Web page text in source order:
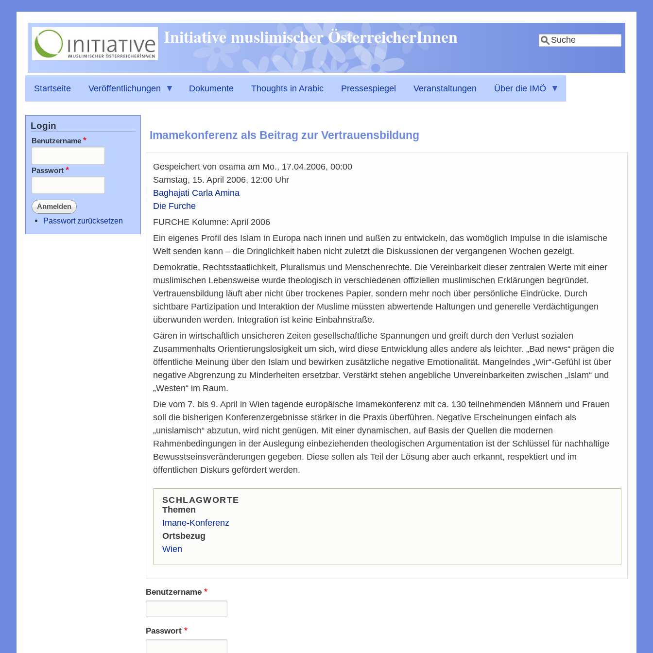
zum
Inhalt
Suche
Initiative muslimischer ÖsterreicherInnen
Startseite Veröffentlichungen Dokumente Thoughts in Arabic Pressespiegel Veranstaltungen Über die IMÖ
Imamekonferenz als Beitrag zur Vertrauensbildung
Gespeichert von osama am Mo., 17.04.2006, 00:00
Samstag, 15. April 2006, 12:00 Uhr
Baghajati Carla Amina
Die Furche
FURCHE Kolumne: April 2006
Ein eigenes Profil des Islam in Europa nach innen und außen zu entwickeln, das womöglich Impulse in die islamische
Welt senden kann – die Dringlichkeit haben nicht zuletzt die Diskussionen der vergangenen Wochen gezeigt.
Demokratie, Rechtsstaatlichkeit, Pluralismus und Menschenrechte. Die Vereinbarkeit dieser zentralen Werte mit einer
muslimischen Lebensweise wurde theologisch in verschiedenen offiziellen muslimischen Erklärungen begründet.
Vertrauensbildung läuft aber nicht über trockenes Papier, sondern mehr noch über persönliche Eindrücke. Durch
sichtbare Partizipation und Interaktion der Muslime müssten abwertende Haltungen und generelle Verdächtigungen
überwunden werden. Integration ist keine Einbahnstraße.
Gären in wirtschaftlich unsicheren Zeiten gesellschaftliche Spannungen und greift durch den Verlust sozialen
Zusammenhalts Orientierungslosigkeit um sich, wird diese Entwicklung alles andere als leichter. „Bad news“ prägen die
öffentliche Meinung über den Islam und bewirken zusätzliche negative Emotionalität. Mangelndes „Wir“-Gefühl ist über
negative Abgrenzung zu Minderheiten ersetzbar. Verstärkt stehen angebliche Unvereinbarkeiten zwischen „Islam“ und
„Westen“ im Raum.
Die vom 7. bis 9. April in Wien tagende europäische Imamekonferenz mit ca. 130 teilnehmenden Männern und Frauen
soll die bisherigen Konferenzergebnisse stärker in die Praxis überführen. Negative Erscheinungen einfach als
„unislamisch“ abzutun, wird nicht genügen. Mit einer dynamischen, auf Basis der Quellen die modernen
Rahmenbedingungen in der Auslegung einbeziehenden theologischen Argumentation ist der Schlüssel für nachhaltige
Bewusstseinsveränderungen gegeben. Diese sollen als Teil der Lösung aber auch erkannt, respektiert und im
öffentlichen Diskurs gefördert werden.
SCHLAGWORTE
Themen
Imane-Konferenz
Ortsbezug
Wien
Benutzername
Passwort
Login
Benutzername
Passwort
Passwort zurücksetzen